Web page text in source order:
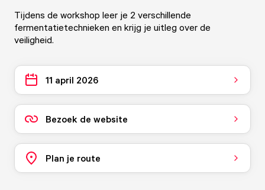
Tijdens de workshop leer je 2 verschillende
fermentatietechnieken en krijg je uitleg over de
veiligheid.
11 april 2026
Bezoek de website
Plan je route